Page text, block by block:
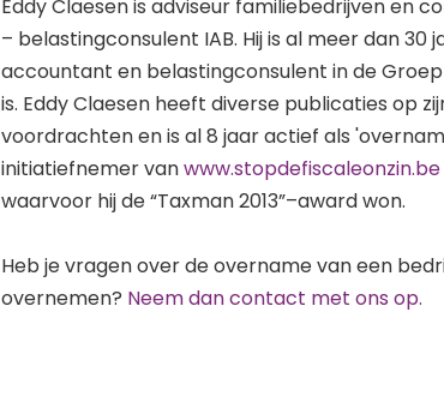
Eddy Claesen is adviseur familiebedrijven en
– belastingconsulent IAB. Hij is al meer dan 30
accountant en belastingconsulent in de
is. Eddy Claesen heeft diverse publicaties op
voordrachten en is al 8 jaar actief als
initiatiefnemer vanwww.stopdefiscaleonzin.be
waarvoor hij de “Taxman 2013”–award won.
Heb je vragen over de overname van een
overnemen? Neem dan contact met ons op.